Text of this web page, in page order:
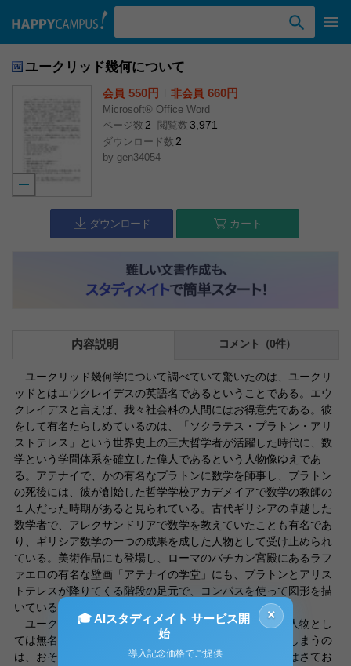
ユークリッド幾何について
会員 550円 非会員 660円
Microsoft® Office Word
ページ数 2 閲覧数 3,971
ダウンロード数 2
by gen34054
ダウンロード カート
内容説明 コメント（0件）
ユークリッド幾何学について調べていて驚いたのは、ユークリ
ッドとはエウクレイデスの英語名であるということである。エウ
クレイデスと言えば、我々社会科の人間にはお得意先である。彼
をして有名たらしめているのは、「ソクラテス・プラトン・アリ
ストテレス」という世界史上の三大哲学者が活躍した時代に、数
学という学問体系を確立した偉人であるという人物像ゆえであ
る。アテナイで、かの有名なプラトンに数学を師事し、プラトン
の死後には、彼が創始した哲学学校アカデメイアで数学の教師の
１人だった時期があると見られている。古代ギリシアの卓越した
数学者で、アレクサンドリアで数学を教えていたことも有名であ
り、ギリシア数学の一つの成果を成した人物として受け止められ
ている。美術作品にも登場し、ローマのバチカン宮殿にあるラフ
ァエロの有名な壁画「アテナイの学堂」にも、プラトンとアリス
トテレスが降りてくる階段の足元で、コンパスを使って図形を描
いている姿で描かれているのは有名である。
ユークリッドと聞くと、社会科一般における歴史上の人物とし
ては無名だが、エウクレイデスと聞くと親近感が沸いてしまうの
は、おそらく極めて特殊な人種であると思われる。冗談はさてお
×
🎓 AIスタディメイト サービス開
始
導入記念価格でご提供